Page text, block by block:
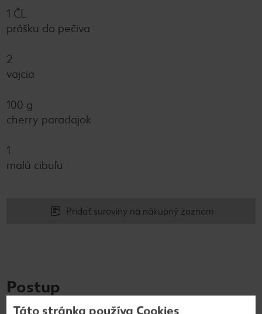
1 ČL
prášku do pečiva
2
vajcia
100 g
cherry paradajok
1
malú cibuľu
Pridať suroviny na nákupný zoznam
Postup
Táto stránka používa Cookies